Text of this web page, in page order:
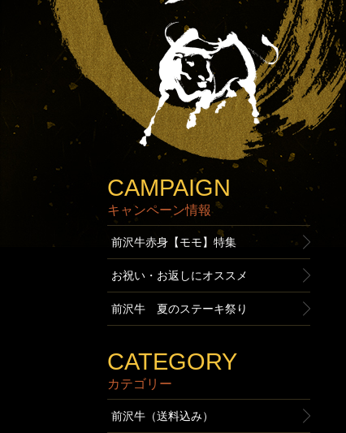
CAMPAIGN
キャンペーン情報
前沢牛赤身【モモ】特集
お祝い・お返しにオススメ
前沢牛 夏のステーキ祭り
CATEGORY
カテゴリー
前沢牛（送料込み）